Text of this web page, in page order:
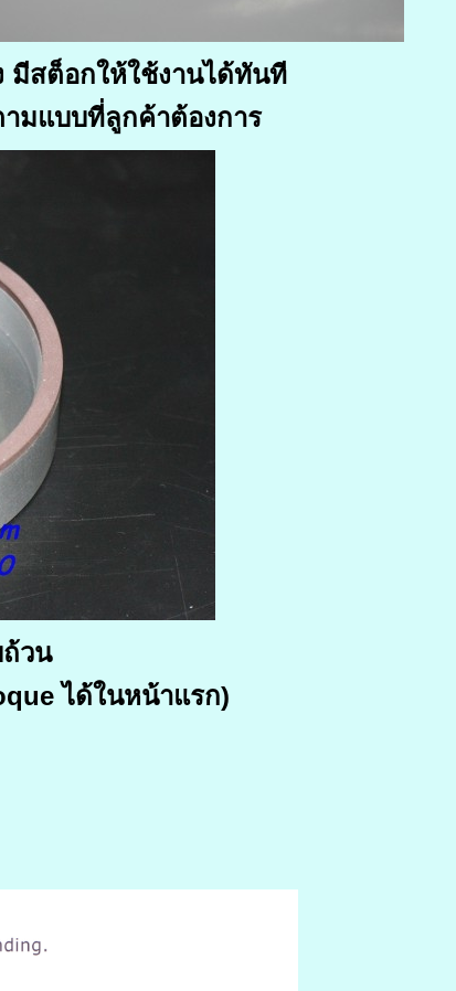
มีสต็อกให้ใช้งานได้ทันที
มแบบที่ลูกค้าต้องการ
วน
ได้ในหน้าแรก)